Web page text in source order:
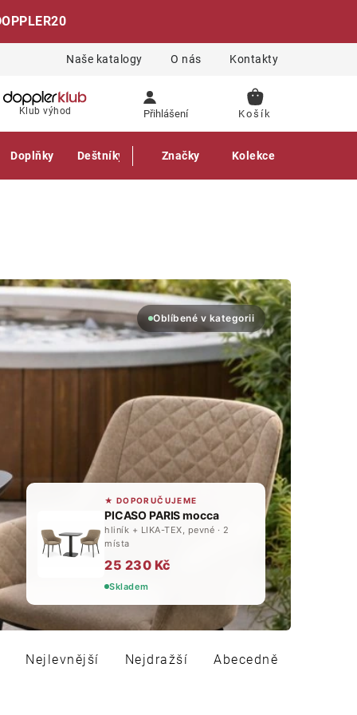
Naše katalogy O nás Kontakty
Klub výhod Přihlášení
NÁKUPNÍ
Doplňky Deštníky Gastro produkty
Značky Kolekce
Oblíbené v kategorii
★ DOPORUČUJEME
PICASO PARIS mocca
hliník + LIKA-TEX, pevné · 2
místa
25 230 Kč
Skladem
Nejlevnější Nejdražší Abecedně